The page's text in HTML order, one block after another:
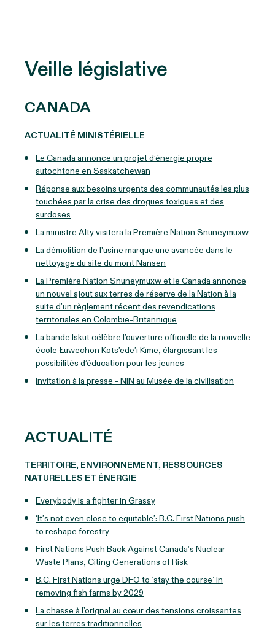
Veille législative
CANADA
ACTUALITÉ MINISTÉRIELLE
Le Canada annonce un projet d’énergie propre
autochtone en Saskatchewan
Réponse aux besoins urgents des communautés les plus
touchées par la crise des drogues toxiques et des
surdoses
La ministre Alty visitera la Première Nation Snuneymuxw
La démolition de l'usine marque une avancée dans le
nettoyage du site du mont Nansen
La Première Nation Snuneymuxw et le Canada annonce
un nouvel ajout aux terres de réserve de la Nation à la
suite d’un règlement récent des revendications
territoriales en Colombie-Britannique
La bande Iskut célèbre l’ouverture officielle de la nouvelle
école Łuwechōn Kots’ede’i Kime, élargissant les
possibilités d’éducation pour les jeunes
Invitation à la presse - NIN au Musée de la civilisation
ACTUALITÉ
TERRITOIRE, ENVIRONNEMENT, RESSOURCES
NATURELLES ET ÉNERGIE
Everybody is a fighter in Grassy
‘It’s not even close to equitable’: B.C. First Nations push
to reshape forestry
First Nations Push Back Against Canada’s Nuclear
Waste Plans, Citing Generations of Risk
B.C. First Nations urge DFO to ‘stay the course’ in
removing fish farms by 2029
La chasse à l’orignal au cœur des tensions croissantes
sur les terres traditionnelles